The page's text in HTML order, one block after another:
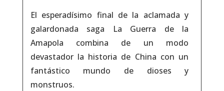
El esperadísimo final de la aclamada y
galardonada saga La Guerra de la
Amapola combina de un modo
devastador la historia de China con un
fantástico mundo de dioses y
monstruos.